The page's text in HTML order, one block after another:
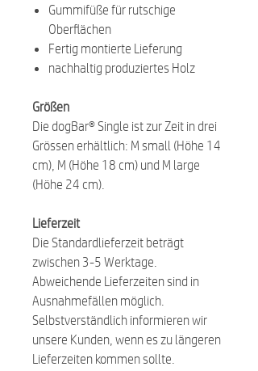
Gummifüße für rutschige
Oberflächen
Fertig montierte Lieferung
nachhaltig produziertes Holz
Größen
Die dogBar® Single ist zur Zeit in drei
Grössen erhältlich: M small (Höhe 14
cm), M (Höhe 18 cm) und M large
(Höhe 24 cm).
Lieferzeit
Die Standardlieferzeit beträgt
zwischen 3-5 Werktage.
Abweichende Lieferzeiten sind in
Ausnahmefällen möglich.
Selbstverständlich informieren wir
unsere Kunden, wenn es zu längeren
Lieferzeiten kommen sollte.